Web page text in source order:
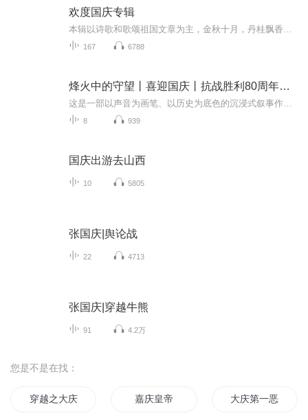
欢度国庆专辑
167 6788
烽火中的守望丨喜迎国庆丨抗战胜利80周年丨广播剧
8 939
国庆出游去山西
10 5805
张国庆|舆论战
22 4713
张国庆|穿越牛熊
91 4.2万
您是不是在找：
穿越之大庆帝国 嘉庆皇帝 大庆第一恶